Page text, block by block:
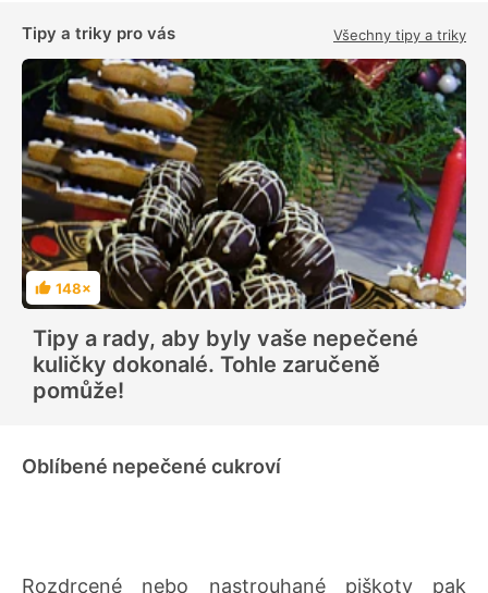
Tipy a triky pro vás Všechny tipy a triky
H
o
n
o
c
n
í
148×
Tipy a rady, aby byly vaše nepečené
kuličky dokonalé. Tohle zaručeně
pomůže!
Oblíbené nepečené cukroví
Rozdrcené nebo nastrouhané piškoty pak